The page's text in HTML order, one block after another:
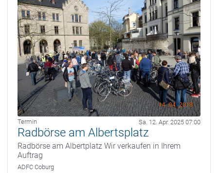
Termin Sa. 12. Apr. 2025 07:00
Radbörse am Albertsplatz
Radbörse am Albertplatz Wir verkaufen in Ihrem
Auftrag
ADFC Coburg